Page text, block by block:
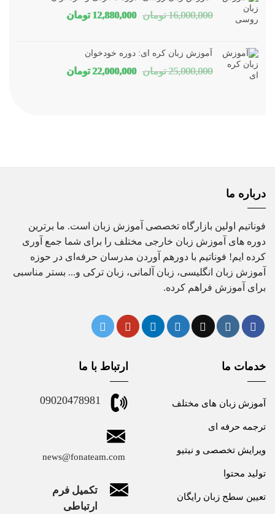
بود.
است.
16,000,000 تومان قیمت
بود.
12,880,000 تومانقیمت
آموزش زبان کره ای: دوره خودخوان
25,000,000 تومان قیمت
22,000,000 تومانقیمت
درباره ما
فوناتیم اولین بازارگاه تخصصی آموزش زبان است. ما برترین
دوره های آموزش زبان خارجی مختلف را برای شما جمع آوری
کرده ایم! فوناتیم با دورهم آوردن مدرسان حرفه‌ای در حوزه
آموزش زبان انگلیسی، زبان آلمانی، زبان ترکی و... بستر مناسبی
برای آموزش فراهم کرده.
خدمات ما
آموزش زبان های مختلف
ترجمه حرفه ای
ویرایش تخصصی و نیتیو
تولید محتوا
تعیین سطح زبان رایگان
ارتباط با ما
09020478981
news@fonateam.com
تکمیل فرم
ارتباطی